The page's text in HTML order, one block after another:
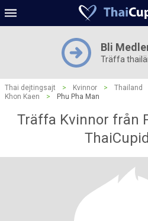
Bli
Träffa
Thai dejtingsajt > Kvinnor > Thailand
Khon Kaen
> Phu Pha Man
Träffa Kvinnor från